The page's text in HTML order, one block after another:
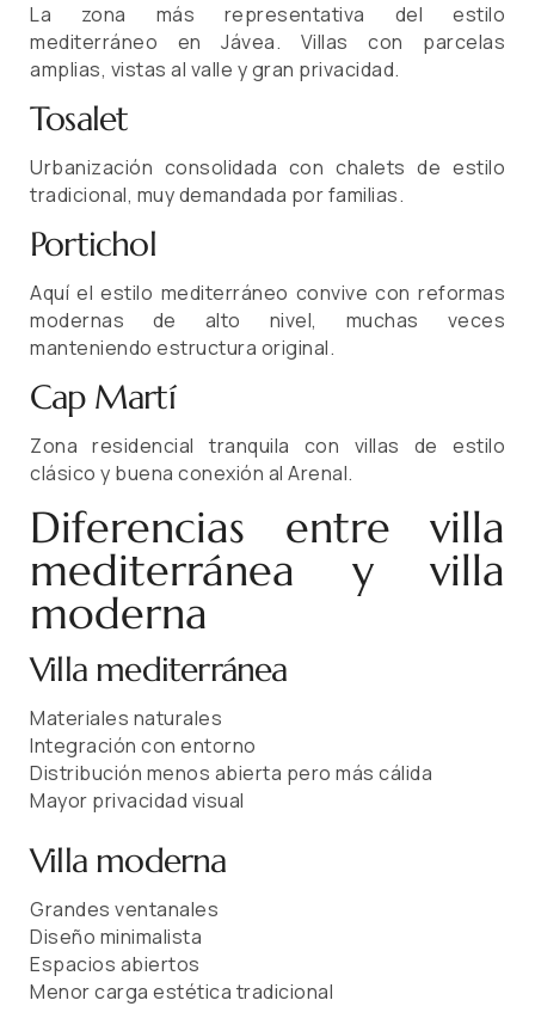
La zona más representativa del estilo
mediterráneo en Jávea. Villas con parcelas
amplias, vistas al valle y gran privacidad.
Tosalet
Urbanización consolidada con chalets de estilo
tradicional, muy demandada por familias.
Portichol
Aquí el estilo mediterráneo convive con reformas
modernas de alto nivel, muchas veces
manteniendo estructura original.
Cap Martí
Zona residencial tranquila con villas de estilo
clásico y buena conexión al Arenal.
Diferencias entre villa
mediterránea y villa
moderna
Villa mediterránea
Materiales naturales
Integración con entorno
Distribución menos abierta pero más cálida
Mayor privacidad visual
Villa moderna
Grandes ventanales
Diseño minimalista
Espacios abiertos
Menor carga estética tradicional